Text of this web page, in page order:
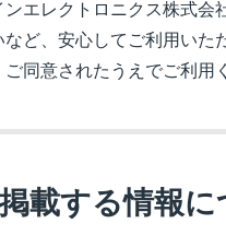
エレクトロニクス株式
ど、安心してご利用いた
同意されたうえでご利用
載する情報に